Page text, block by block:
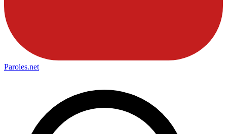
Paroles.net